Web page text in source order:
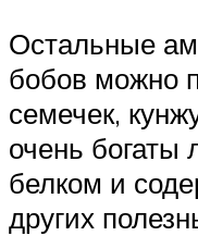
Остальные
бобов можно
семечек,
очень богаты
белком и
других